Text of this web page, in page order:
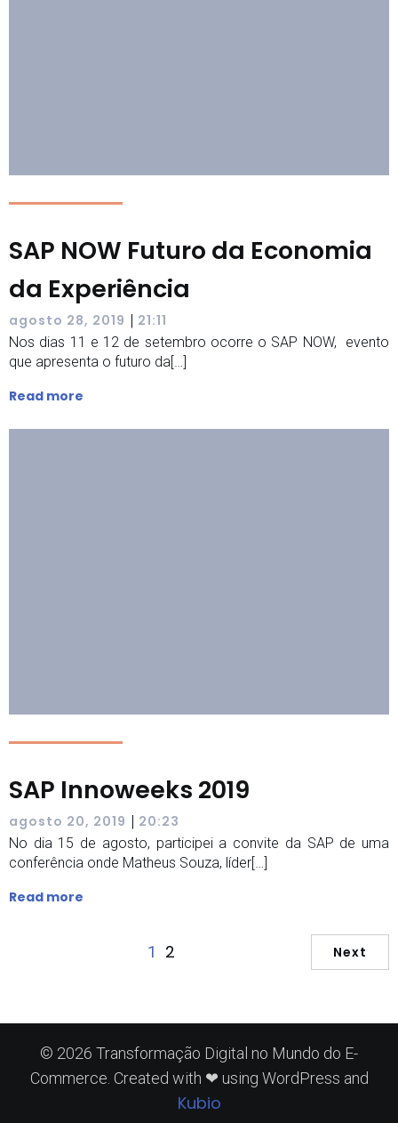
SAP NOW Futuro da Economia
da Experiência
agosto 28, 2019 | 21:11
Nos dias 11 e 12 de setembro ocorre o SAP NOW, evento
que apresenta o futuro da[…]
Read more
SAP Innoweeks 2019
agosto 20, 2019 | 20:23
No dia 15 de agosto, participei a convite da SAP de uma
conferência onde Matheus Souza, líder[…]
Read more
1 2 Next
© 2026 Transformação Digital no Mundo do E-
Commerce. Created with ❤ using WordPress and
Kubio